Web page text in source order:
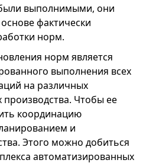
выполнимыми, они
фактически
норм.
норм является
выполнения всех
на различных
производства. Чтобы ее
координацию
и
Этого можно добиться
автоматизированных